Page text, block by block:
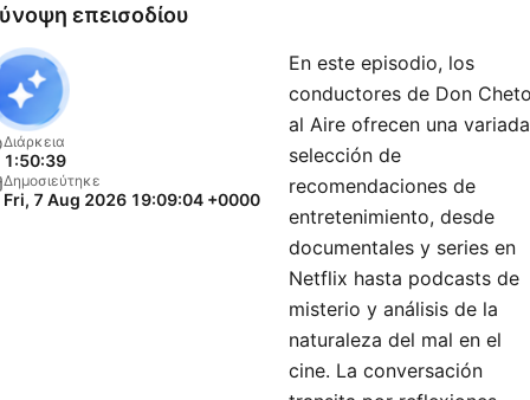
ver la vida.Don Cheto es
realmente un fenómeno de
radio, una estrella de
televisión, un “influencer” en
redes sociales y un gran
artista discográfico que
hace películas! Es el tío
adorado que todos los
hispanos tienen en su
el que tiene consejos para
επεισοδίου
Διάρκεια
1:50:39
Δημοσιεύτηκε
Fri, 7 Aug 2026 19:09:04 +0000
En este episodio, los
conductores de Don Cheto
al Aire ofrecen una variada
selección de
recomendaciones de
entretenimiento, desde
documentales y series en
Netflix hasta podcasts de
misterio y análisis de la
naturaleza del mal en el
cine. La conversación